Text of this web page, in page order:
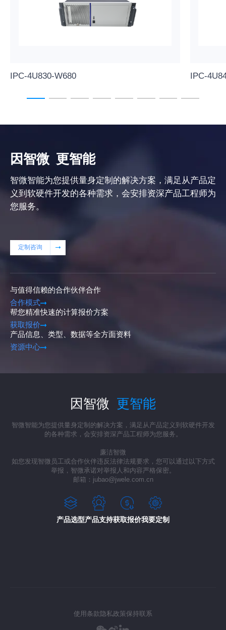
IPC-4U830-W680 IPC-
因智微 更智能
智微智能为您提供量身定制的解决方案，满足从产品定
义到软硬件开发的各种需求，会安排资深产品工程师为
您服务。
定制咨询
与值得信赖的合作伙伴合作
合作模式
帮您精准快速的计算报价方案
获取报价
产品信息、类型、数据等全方面资料
资源中心
因智微 更智能
智微智能为您提供量身定制的解决方案，满足从产品定义到软硬件开发
的各种需求，会安排资深产品工程师为您服务。
廉洁智微
如您发现智微员工或合作伙伴违反法律法规要求，您可以通过以下方式
举报，智微承诺对举报人和内容严格保密。
邮箱：jubao@jwele.com.cn
产品选型产品支持获取报价我要定制
使用条款 隐私政策保持联系